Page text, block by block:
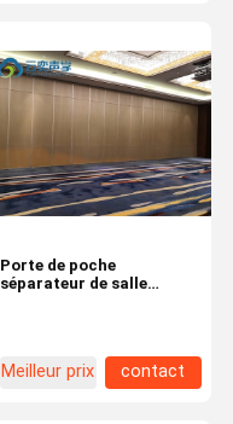
Porte de poche
séparateur de salle
Meilleur prix contact